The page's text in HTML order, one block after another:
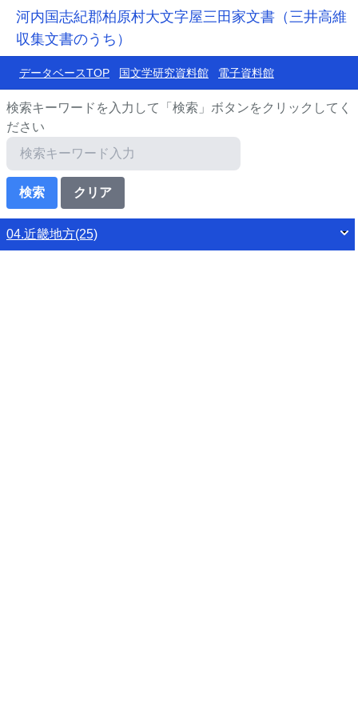
河内国志紀郡柏原村大文字屋三田家文書（三井高維
収集文書のうち）
データベースTOP 国文学研究資料館 電子資料館
検索キーワードを入力して「検索」ボタンをクリックしてく
ださい
04.近畿地方(25)